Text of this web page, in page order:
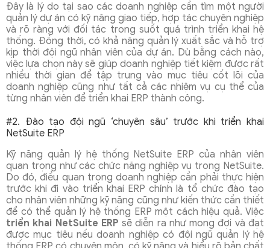
Đây là lý do tại sao các doanh nghiệp cần tìm một người
quản lý dự án có kỹ năng giao tiếp, hợp tác chuyên nghiệp
và rõ ràng với đối tác trong suốt quá trình triển khai hệ
thống. Đồng thời, có khả năng quản lý xuất sắc và hỗ trợ
kịp thời đội ngũ nhân viên của dự án. Dù bằng cách nào,
việc lựa chọn này sẽ giúp doanh nghiệp tiết kiệm được rất
nhiều thời gian để tập trung vào mục tiêu cốt lõi của
doanh nghiệp cũng như tất cả các nhiệm vụ cụ thể của
từng nhân viên để triển khai ERP thành công.
#2. Đào tạo đội ngũ ‘chuyên sâu’ trước khi triển khai
NetSuite ERP
Kỹ năng quản lý hệ thống NetSuite ERP của nhân viên
quan trọng như các chức năng nghiệp vụ trong NetSuite.
Do đó, điều quan trọng doanh nghiệp cần phải thực hiện
trước khi đi vào triển khai ERP chính là tổ chức đào tạo
cho nhân viên những kỹ năng cũng như kiến thức cần thiết
để có thể quản lý hệ thống ERP một cách hiệu quả. Việc
triển khai NetSuite ERP sẽ diễn ra như mong đợi và đạt
được mục tiêu nếu doanh nghiệp có đội ngũ quản lý hệ